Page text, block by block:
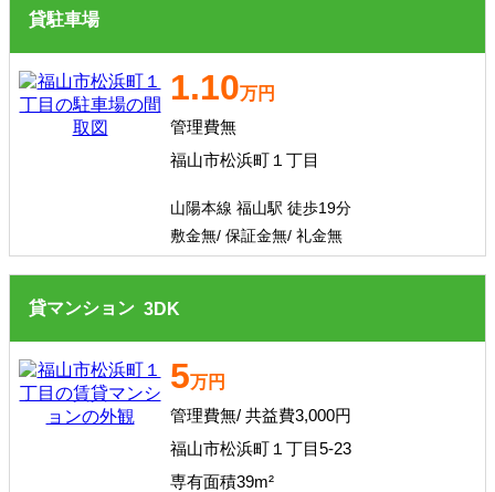
貸駐車場
1.10万円
管理費無
福山市松浜町１丁目
山陽本線 福山駅 徒歩19分
敷金無/ 保証金無/ 礼金無
貸マンション 3DK
5万円
管理費無/ 共益費3,000円
福山市松浜町１丁目5-23
専有面積39m²